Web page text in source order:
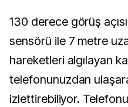
130 derece görüş
sensörü ile 7 metre
hareketleri algılayan
telefonunuzdan
izlettirebiliyor.